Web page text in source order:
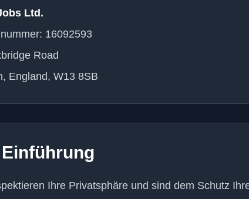
Ltd.
16092593
Road
England, W13 8SB
Ihre Privatsphäre und sind dem Schutz